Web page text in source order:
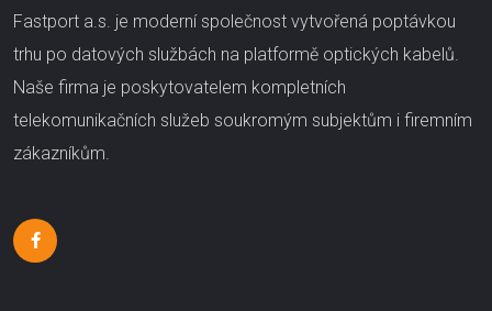
Fastport a.s. je moderní společnost vytvořená poptávkou
trhu po datových službách na platformě optických kabelů.
Naše firma je poskytovatelem kompletních
telekomunikačních služeb soukromým subjektům i firemním
zákazníkům.